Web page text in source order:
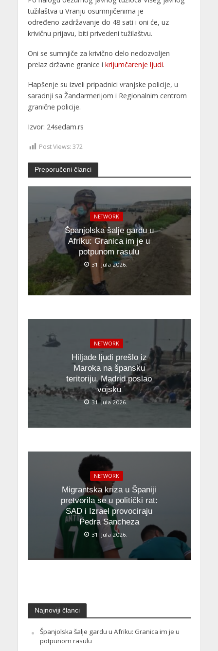
tužilaštva u Vranju osumnjičenima je
određeno zadržavanje do 48 sati i oni će, uz
krivičnu prijavu, biti privedeni tužilaštvu.
Oni se sumnjiče za krivično delo nedozvoljen
prelaz državne granice i krijumčarenje ljudi.
Hapšenje su izveli pripadnici vranjske policije, u
saradnji sa Žandarmerijom i Regionalnim centrom
granične policije.
Izvor: 24sedam.rs
Post Views: 372
Preporučeni članci
NETWORK
Španjolska šalje gardu u
Afriku: Granica im je u
potpunom rasulu
31. Jula 2026.
NETWORK
Hiljade ljudi prešlo iz
Maroka na špansku
teritoriju, Madrid poslao
vojsku
31. Jula 2026.
NETWORK
Migrantska kriza u Španiji
pretvorila se u politički rat:
SAD i Izrael provociraju
Pedra Sancheza
31. Jula 2026.
Najnoviji članci
Španjolska šalje gardu u Afriku: Granica im je u
potpunom rasulu